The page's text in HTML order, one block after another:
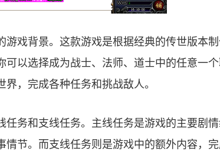
戏背景。这款游戏是根据经典的传世版本
以选择成为战士、法师、道士中的任意一个
，完成各种任务和挑战敌人。
务和支线任务。主线任务是游戏的主要剧
节。而支线任务则是游戏中的额外内容，